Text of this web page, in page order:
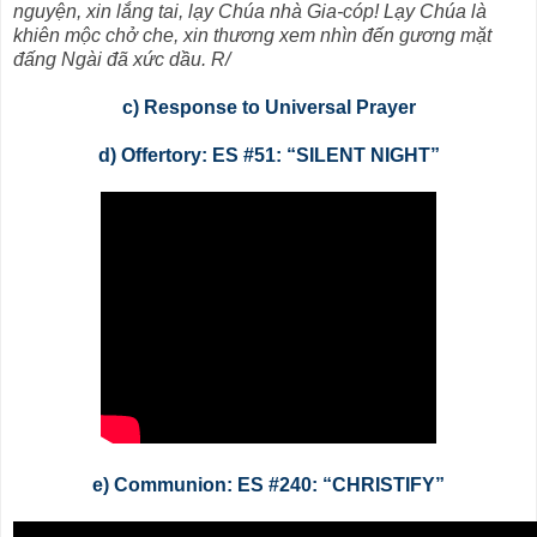
nguyện, xin lắng tai, lạy Chúa nhà Gia-cóp! Lạy Chúa là
khiên mộc chở che, xin thương xem nhìn đến gương mặt
đấng Ngài đã xức dầu. R/
c) Response to Universal Prayer
d) Offertory: ES #51: “SILENT NIGHT”
e) Communion: ES #240: “CHRISTIFY”